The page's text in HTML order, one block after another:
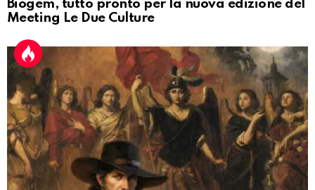
Biogem, tutto pronto per la nuova edizione del
Meeting Le Due Culture